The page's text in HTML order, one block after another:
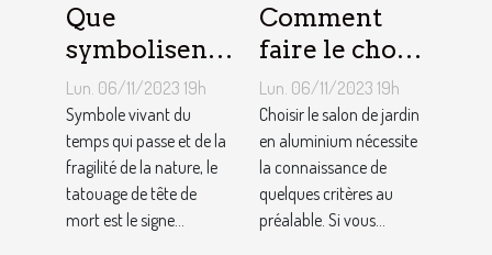
Que
symbolisent
les Tatouages
Têtes de
Mort ?
Lun. 06/11/2023 19h
Symbole vivant du
temps qui passe et de la
fragilité de la nature, le
tatouage de tête de
mort est le signe...
Comment
faire le choix
d’un salon de
jardin en
aluminium ?
Lun. 06/11/2023 19h
Choisir le salon de jardin
en aluminium nécessite
la connaissance de
quelques critères au
préalable. Si vous...